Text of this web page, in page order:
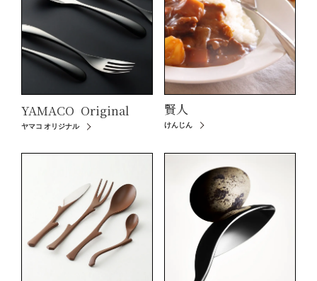
YAMACO Original
ヤマコ オリジナル
賢人
けんじん